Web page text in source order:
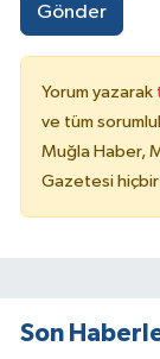
Gönder
Yorum yazarak
ve tüm
Muğla Haber,
Gazetesi
Son